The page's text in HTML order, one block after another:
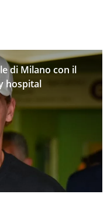
di Milano con il
hospital